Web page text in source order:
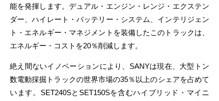
能を発揮します。デュアル・エンジン・レンジ・エクステン
ダー、ハイレート・バッテリー・システム、インテリジェン
ト・エネルギー・マネジメントを装備したこのトラックは、
エネルギー・コストを20％削減します。
絶え間ないイノベーションにより、SANYは現在、大型トン
数電動採掘トラックの世界市場の35％以上のシェアを占めて
います。SET240SとSET150Sを含むハイブリッド・マイニ